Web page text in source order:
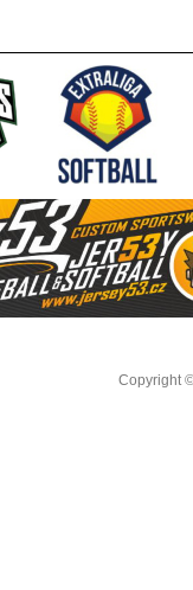
Copyright